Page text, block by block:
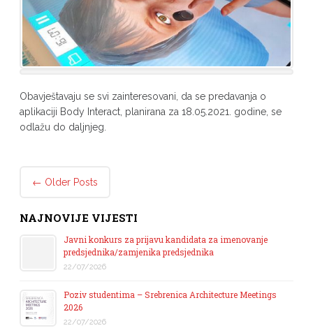
Obavještavaju se svi zainteresovani, da se predavanja o
aplikaciji Body Interact, planirana za 18.05.2021. godine, se
odlažu do daljnjeg.
Post navigation
← Older Posts
NAJNOVIJE VIJESTI
Javni konkurs za prijavu kandidata za imenovanje
predsjednika/zamjenika predsjednika
22/07/2026
Poziv studentima – Srebrenica Architecture Meetings
2026
22/07/2026